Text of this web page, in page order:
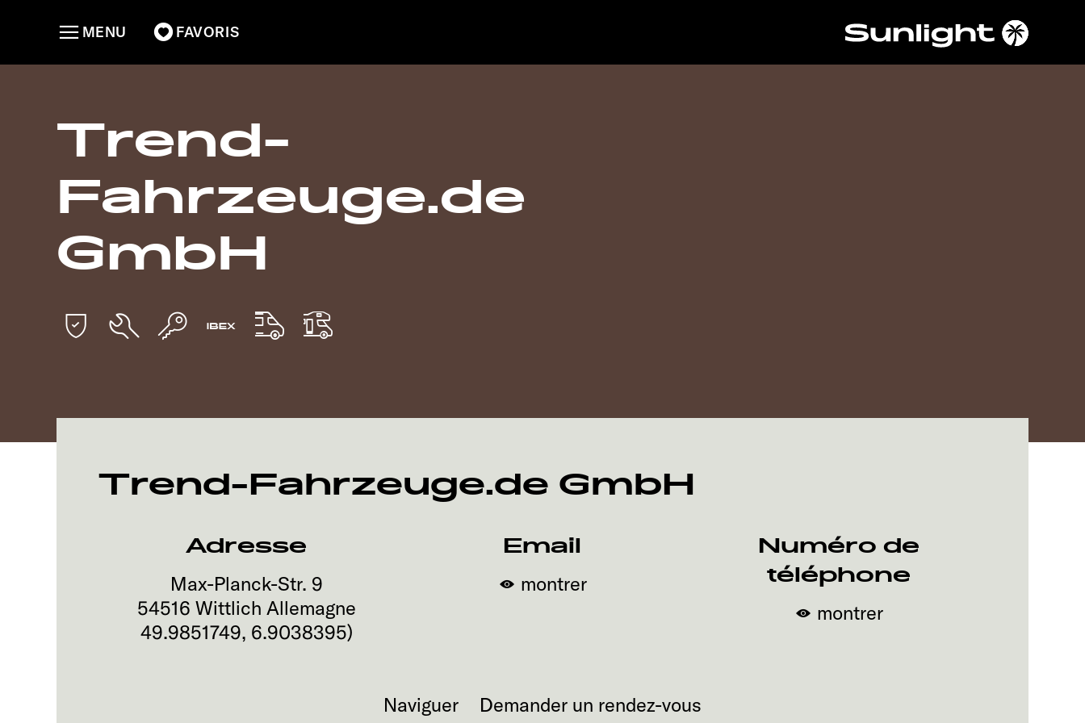
FAVORIS
MENU
Trend-
Fahrzeuge.de
GmbH
Trend-Fahrzeuge.de GmbH
Adresse
Max-Planck-Str. 9
54516 Wittlich Allemagne
49.9851749, 6.9038395)
Email
montrer
Numéro de
téléphone
montrer
Naviguer Demander un rendez-vous